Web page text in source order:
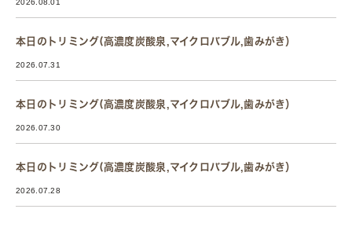
2026.08.01
本日のトリミング(高濃度炭酸泉,マイクロバブル,歯みがき）
2026.07.31
本日のトリミング(高濃度炭酸泉,マイクロバブル,歯みがき）
2026.07.30
本日のトリミング(高濃度炭酸泉,マイクロバブル,歯みがき）
2026.07.28